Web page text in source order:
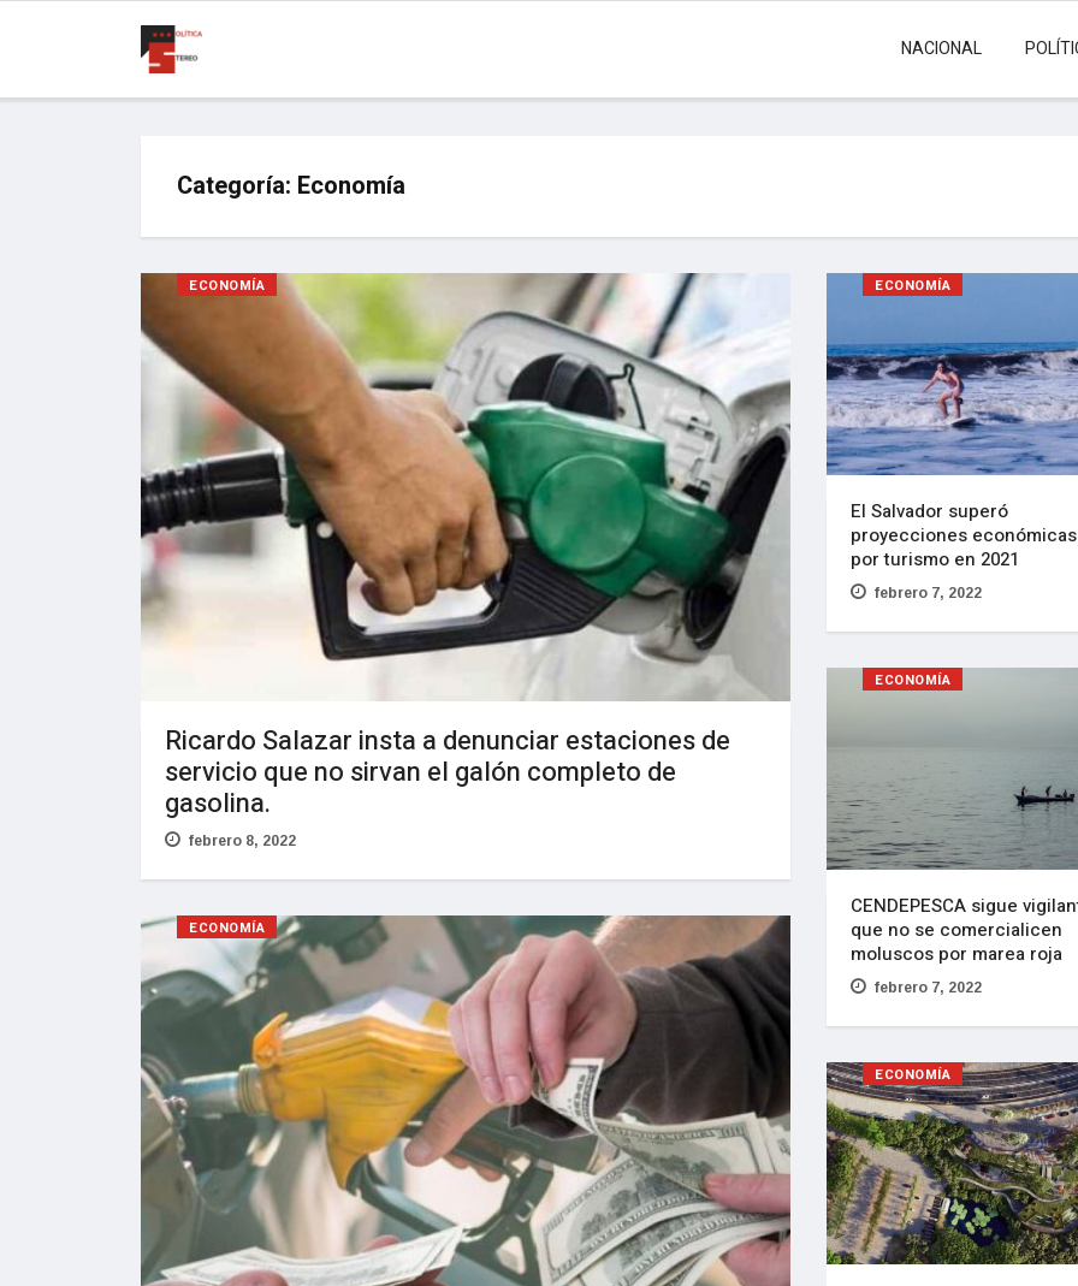
NACIONAL
Categoría: Economía
ECONOMÍA
Ricardo Salazar insta a denunciar estaciones de
servicio que no sirvan el galón completo de
gasolina.
febrero 8, 2022
ECONOMÍA
ECONOMÍA
El Salvador superó
proyecciones económicas
por turismo en 2021
febrero 7, 2022
ECONOMÍA
CENDEPESCA sigue
que no se comercialicen
moluscos por marea roja
febrero 7, 2022
ECONOMÍA